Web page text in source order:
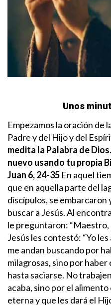
Unos
Empezamos la oración de
Padre y del Hijo y del
medita la Palabra de
nuevo usando tu propia
Juan 6, 24-35 En aquel
que en aquella parte del
discípulos, se embarcaron
buscar a Jesús.Al
le preguntaron: “Maestro,
Jesús les contestó: “Yo
me andan buscando por
milagrosas, sino por
hasta saciarse. No
acaba, sino por el
eterna y que les dará el